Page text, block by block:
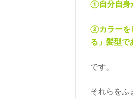
① 自分自
②カラーを
る」髪型で
です。
それらをふ